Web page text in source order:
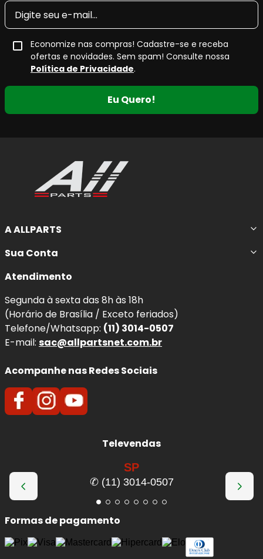
Economize nas compras! Cadastre-se e receba
ofertas e novidades. Sem spam! Consulte nossa
Política de Privacidade.
Eu Quero!
A ALLPARTS
Sua Conta
Atendimento
Segunda à sexta das 8h às 18h
(Horário de Brasília / Exceto feriados)
Telefone/Whatsapp: (11) 3014-0507
E-mail: sac@allpartsnet.com.br
Acompanhe nas Redes Sociais
Televendas
SP
✆ (11) 3014-0507
Formas de pagamento